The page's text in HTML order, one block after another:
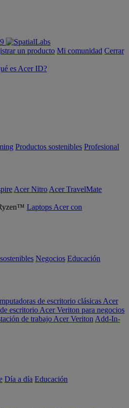
un producto Mi comunidad Cerrar
es Acer ID?
Productos sostenibles Profesional
Acer Nitro Acer TravelMate
Laptops Acer con
Negocios Educación
de escritorio clásicas Acer
escritorio Acer Veriton para negocios
de trabajo Acer Veriton Add-In-
Día a día Educación